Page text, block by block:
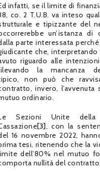
infatti, se il limite di
co. 2 T.U.B. va inteso
e tipizzante del
un’istanza di
parte interessata
che,
riguardo alle
la mancanza
non può che
invero, l’avvenuta
ordinario.
Sezioni Unite
[3], con la
16 novembre 2022,
tesi, ritenendo che la
dell’80% nel mutuo
nullità del contratto.